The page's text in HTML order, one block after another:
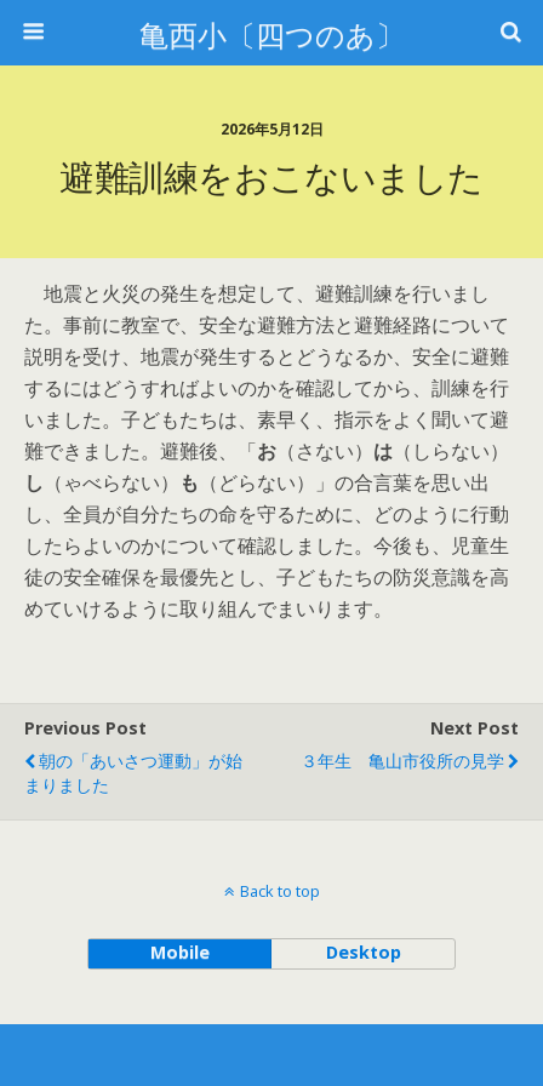
亀西小〔四つのあ〕
2026年5月12日
避難訓練をおこないました
地震と火災の発生を想定して、避難訓練を行いまし
た。事前に教室で、安全な避難方法と避難経路について
説明を受け、地震が発生するとどうなるか、安全に避難
するにはどうすればよいのかを確認してから、訓練を行
いました。子どもたちは、素早く、指示をよく聞いて避
難できました。避難後、「お （さない） は （しらない）
し （ゃべらない） も （どらない）」の合言葉を思い出
し、全員が自分たちの命を守るために、どのように行動
したらよいのかについて確認しました。今後も、児童生
徒の安全確保を最優先とし、子どもたちの防災意識を高
めていけるように取り組んでまいります。
Previous Post
朝の「あいさつ運動」が始
まりました
Next Post
３年生 亀山市役所の見学
Back to top
Mobile Desktop